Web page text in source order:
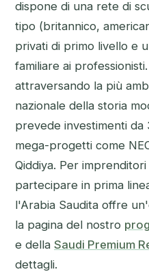
dispone di una rete di
tipo (britannico,
privati di primo livello e
familiare ai
attraversando la più
nazionale della storia
prevede investimenti da
mega-progetti come
Qiddiya. Per
partecipare in prima
l'Arabia Saudita offre
la pagina del nostro
e della Saudi Premium
dettagli.